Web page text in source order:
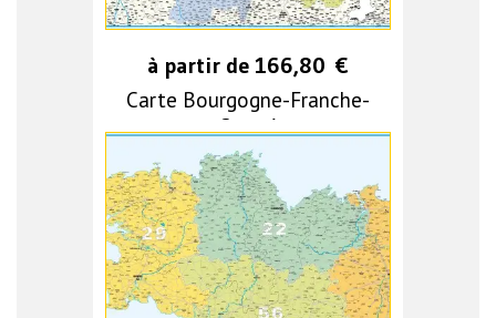
à partir de 166,80 €
Carte Bourgogne-Franche-
Comté